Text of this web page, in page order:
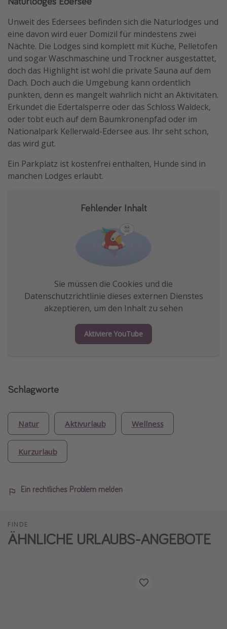
Unweit des Edersees befinden sich die Naturlodges und
eine davon wird euer Domizil für mindestens zwei
Nächte. Die Lodges sind komplett mit Küche, Pelletofen
und sogar Waschmaschine und Trockner ausgestattet,
doch das Highlight ist wohl die private Sauna auf dem
Dach. Doch auch die Umgebung kann ordentlich
punkten, denn es mangelt wahrlich nicht an Aktivitäten.
Erkundet die Edertalsperre oder das Schloss Waldeck,
oder tobt euch auf dem Baumkronenpfad oder im
Nationalpark Kellerwald-Edersee aus. Ihr seht schon,
das wird gut.
Ein Parkplatz ist kostenfrei enthalten, Hunde sind in
manchen Lodges erlaubt.
Fehlender Inhalt
Sie müssen die Cookies und die
Datenschutzrichtlinie dieses externen Dienstes
akzeptieren, um den Inhalt zu sehen
Aktiviere YouTube
Schlagworte
Natur Aktivurlaub Wellness
Kurzurlaub
Ein rechtliches Problem melden
FINDE
ÄHNLICHE URLAUBS-ANGEBOTE